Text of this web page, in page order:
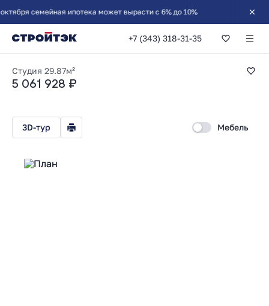
семейная ипотека может вырасти с 6% до 10%
+7 (343) 318-31-35
Студия 29.87м²
Студия 29.87м²
5 061 928 ₽
3D-тур Мебель